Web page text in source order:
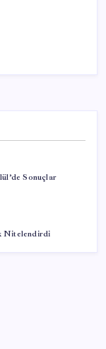
Sonuçlar
Nitelendirdi